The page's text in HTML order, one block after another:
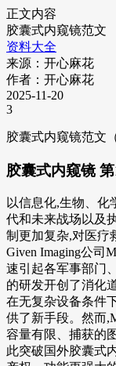
正文内容
胶囊式内窥镜范文
资料大全
来源：开心麻花
作者：开心麻花
2025-11-20
3
胶囊式内窥镜范文
胶囊式内窥镜
以信息化,生物、化
代和未来战场以及
制更加复杂,对医疗
Given Imaging公司
速引起各军事部门
的研发开创了消化
在无复杂设备条件
供了新手段。然而
容量有限、捕获的
此突破国外胶囊式